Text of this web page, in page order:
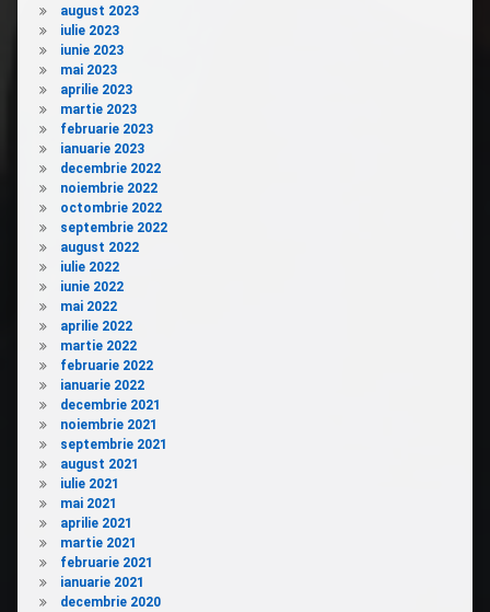
august 2023
iulie 2023
iunie 2023
mai 2023
aprilie 2023
martie 2023
februarie 2023
ianuarie 2023
decembrie 2022
noiembrie 2022
octombrie 2022
septembrie 2022
august 2022
iulie 2022
iunie 2022
mai 2022
aprilie 2022
martie 2022
februarie 2022
ianuarie 2022
decembrie 2021
noiembrie 2021
septembrie 2021
august 2021
iulie 2021
mai 2021
aprilie 2021
martie 2021
februarie 2021
ianuarie 2021
decembrie 2020